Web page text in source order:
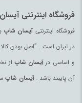
فروشگاه اینترنتی
فروشگاه اینترنتیآیسان شاپ
در ایران است . “اصل بودن
و اساسی درآیسان شاپ از
آن پایبند باشد .آیسان شاپ
بیفزاید تا بتواند نیاز همه ی